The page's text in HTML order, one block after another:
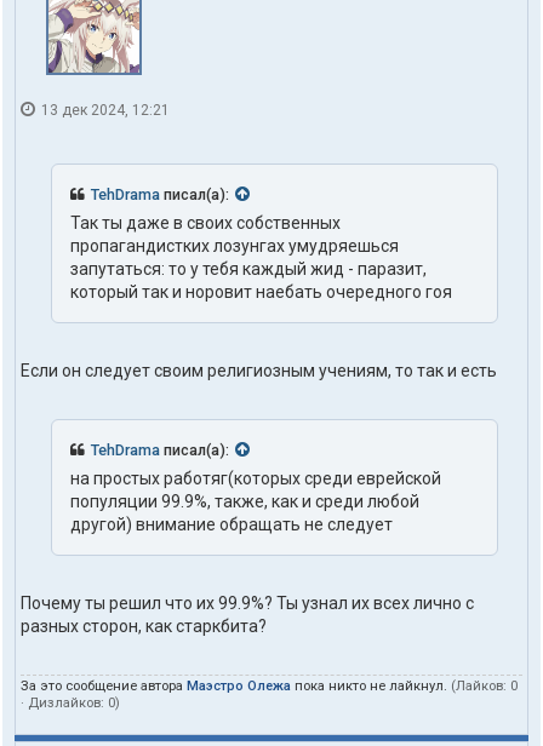
13 дек 2024, 12:21
TehDrama писал(а):
Так ты даже в своих собственных
пропагандистких лозунгах умудряешься
запутаться: то у тебя каждый жид - паразит,
который так и норовит наебать очередного гоя
Если он следует своим религиозным учениям, то так и есть
TehDrama писал(а):
на простых работяг(которых среди еврейской
популяции 99.9%, также, как и среди любой
другой) внимание обращать не следует
Почему ты решил что их 99.9%? Ты узнал их всех лично с
разных сторон, как старкбита?
За это сообщение автора Маэстро Олежа пока никто не лайкнул. (Лайков: 0
· Дизлайков: 0)